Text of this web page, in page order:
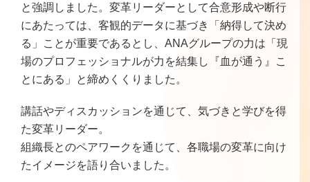
と強調しました。変革リーダーとして合意形成や断行
にあたっては、客観的データに基づき「納得して決め
る」ことが重要であるとし、ANAグループの力は「現
場のプロフェッショナルが力を結集し『血が通う』こ
とにある」と締めくくりました。
講話やディスカッションを通じて、気づきと学びを得
た変革リーダー。
組織長とのペアワークを通じて、各職場の変革に向け
たイメージを語り合いました。